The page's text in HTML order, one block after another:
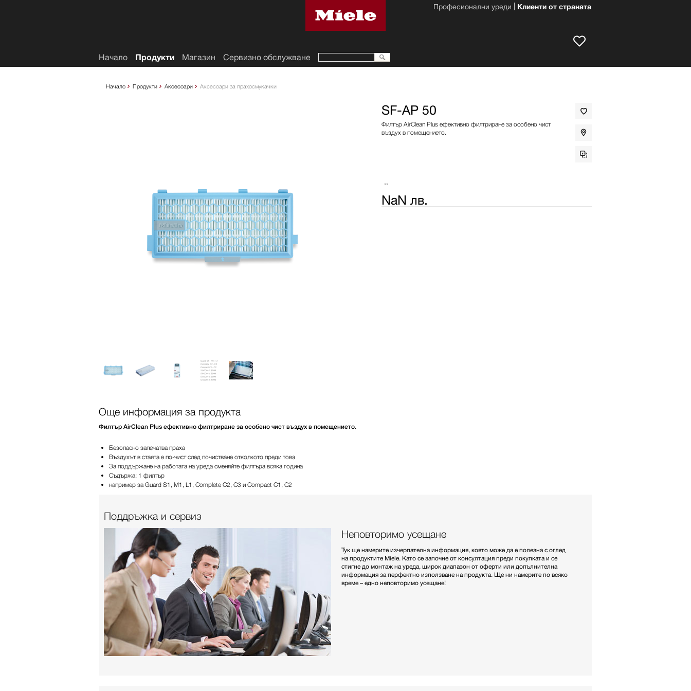
Начало Продукти Аксесоари Аксесоари за прахосмукачки
SF-AP 50
Филтър AirClean Plus ефективно филтриране за особено чист
въздух в помещението.
**
NaN лв.
Още информация за продукта
Филтър AirClean Plus ефективно филтриране за особено чист въздух в помещението.
Безопасно запечатва праха
Въздухът в стаята е по-чист след почистване отколкото преди това
За поддържане на работата на уреда сменяйте филтъра всяка година
Съдържа: 1 филтър
например за Guard S1, M1, L1, Complete C2, C3 и Compact C1, C2
Поддръжка и сервиз
Неповторимо усещане
Тук ще намерите изчерпателна информация, която може да е полезна с оглед
на продуктите Miele. Като се започне от консултация преди покупката и се
стигне до монтаж на уреда, широк диапазон от оферти или допълнителна
информация за перфектно използване на продукта. Ще ни намерите по всяко
време – едно неповторимо усещане!
Клиенти от страната
Професионални уреди
Начало Продукти Магазин Сервизно обслужване